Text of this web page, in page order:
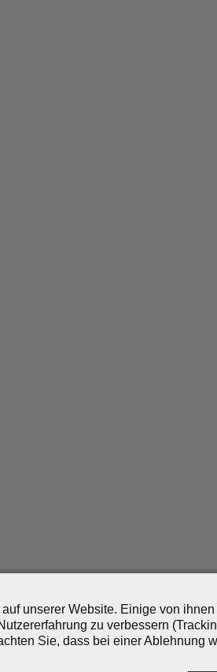
unserer Website. Einige von
zu verbessern
Sie, dass bei einer Ablehnung